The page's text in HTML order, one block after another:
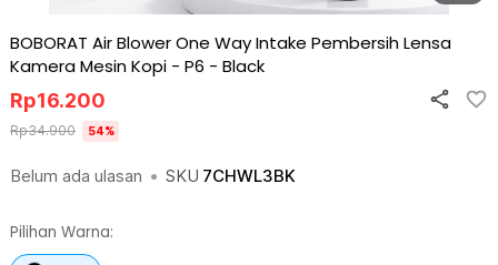
BOBORAT Air Blower One Way Intake Pembersih Lensa
Kamera Mesin Kopi - P6 - Black
Belum ada ulasan • SKU 7CHWL3BK
Rp16.200
Rp34.900 54%
Pilihan Warna: